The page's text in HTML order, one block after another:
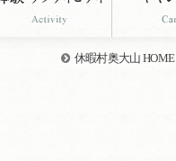
休暇村奥大山 HOME